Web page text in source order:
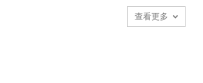
查看更多